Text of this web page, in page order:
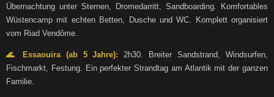
Übernachtung unter Sternen, Dromedarritt, Sandboarding. Komfortables
Wüstencamp mit echten Betten, Dusche und WC. Komplett organisiert
vom Riad Vendôme.
🌊 Essaouira (ab 5 Jahre): 2h30. Breiter Sandstrand, Windsurfen,
Fischmarkt, Festung. Ein perfekter Strandtag am Atlantik mit der ganzen
Familie.